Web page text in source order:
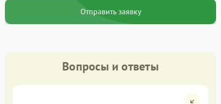
Отправить заявку
Вопросы и ответы